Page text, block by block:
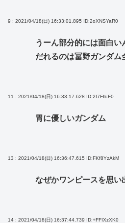
9 : 2021/04/18(日) 16:33:01.895 ID:2oXNSYaR0
うーん部分的には面白い
だれるのは冨野ガンダム
11 : 2021/04/18(日) 16:33:17.628 ID:2f7FIlcF0
胃に優しいガンダム
13 : 2021/04/18(日) 16:36:47.615 ID:FKf8YzAkM
なぜかワンピースを思い
14 : 2021/04/18(日) 16:37:44.739 ID:+FFIXzXK0